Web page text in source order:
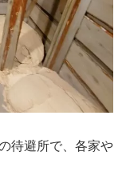
待避所で、各家や